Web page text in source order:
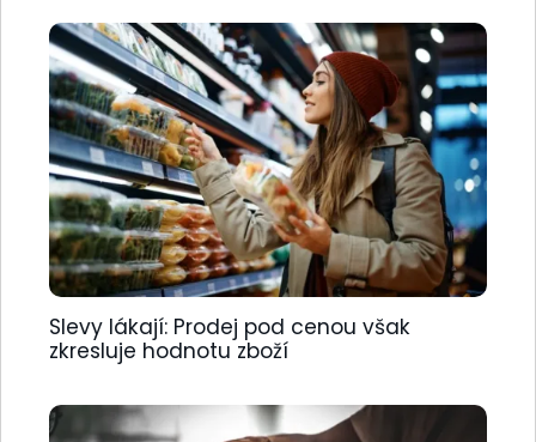
Slevy lákají: Prodej pod cenou však
zkresluje hodnotu zboží